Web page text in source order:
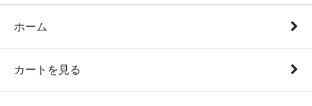
ホーム
カートを見る